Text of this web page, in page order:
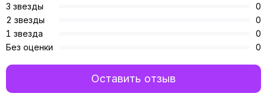
3 звезды
0
2 звезды
0
1 звезда
0
Без оценки
0
Оставить отзыв